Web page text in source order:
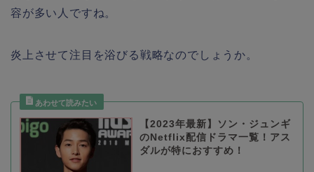
容が多い人ですね。
炎上させて注目を浴びる戦略なのでしょうか。
【2023年最新】ソン・ジュンギ
のNetflix配信ドラマ一覧！アス
ダルが特におすすめ！